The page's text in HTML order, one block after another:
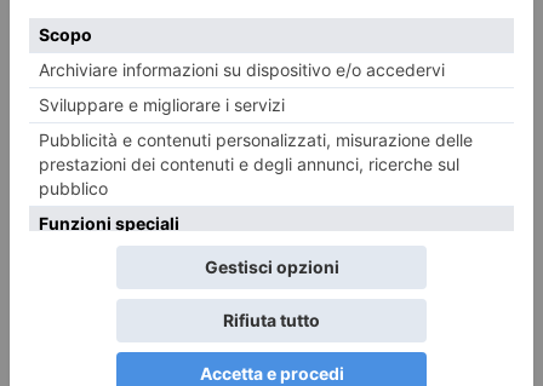
Stratosferica.
Graphic Days® che tornerà a settembre con Touch!,
rassegna dedicata al tema della riconnessione tra i sensi
nella comunicazione visiva.
Continueranno inoltre gli appuntamenti online e offline del
Circolo del Design ispirati al tema Humanizing technology.
L’umanizzazione della tecnologia è la grande sfida che il
progresso tecnologico sta affrontando dal punto di vista
etico, economico, sociale e ambientale: cosa può fare il
E infine: mostre, incontri, rassegne, workshop, eventi, tour e
itinerari realizzati con gli Enti del Tavolo del Design.